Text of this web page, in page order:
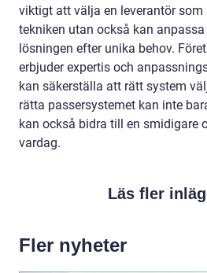
viktigt att välja en leverantör
tekniken utan också kan
lösningen efter unika behov.
erbjuder expertis och
kan säkerställa att rätt system
rätta passersystemet kan inte
kan också bidra till en smidigare
vardag.
Läs fler
Fler nyheter